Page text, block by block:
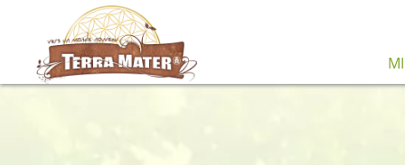
Aller
à
la
Aller
au
contenu